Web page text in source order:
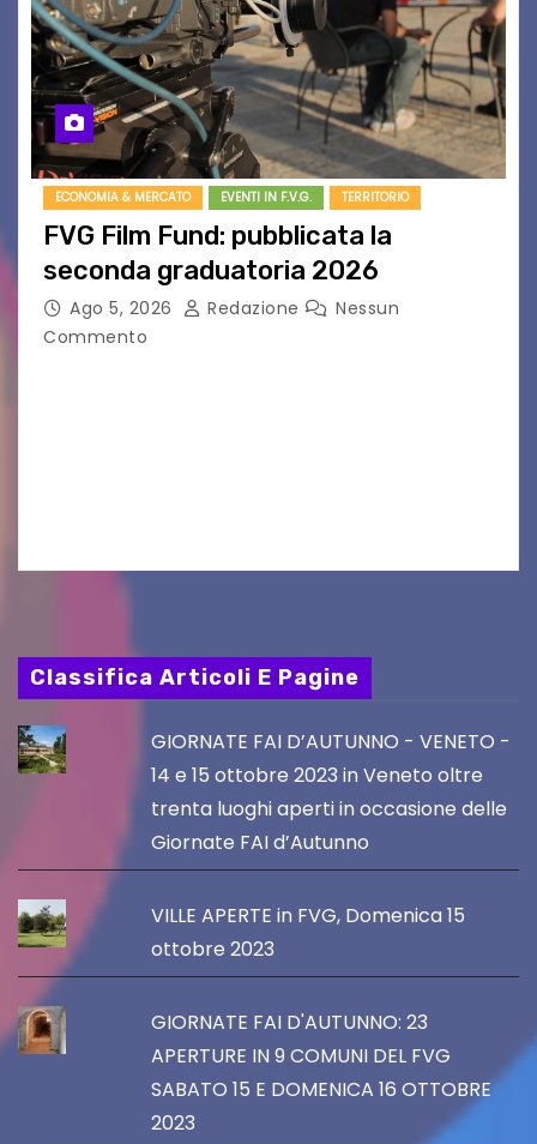
ECONOMIA & MERCATO EVENTI IN F.V.G. TERRITORIO
FVG Film Fund: pubblicata la
seconda graduatoria 2026
Ago 5, 2026 Redazione
Nessun
Commento
Classifica Articoli E Pagine
GIORNATE FAI D’AUTUNNO - VENETO -
14 e 15 ottobre 2023 in Veneto oltre
trenta luoghi aperti in occasione delle
Giornate FAI d’Autunno
VILLE APERTE in FVG, Domenica 15
ottobre 2023
GIORNATE FAI D'AUTUNNO: 23
APERTURE IN 9 COMUNI DEL FVG
SABATO 15 E DOMENICA 16 OTTOBRE
2023